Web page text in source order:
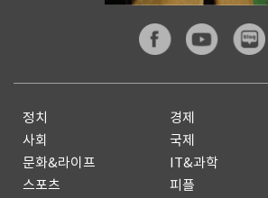
정치 경제
사회
국제
문화&라이프
IT&과학
스포츠
피플